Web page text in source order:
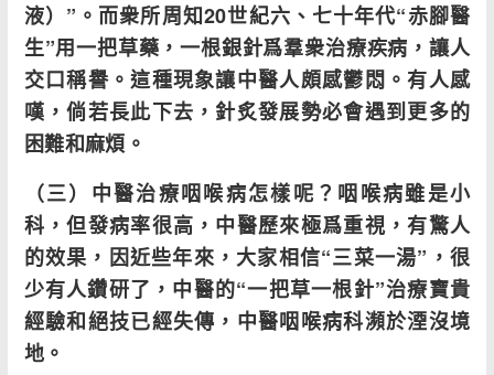
液）”。而衆所周知20世紀六、七十年代“赤腳醫
生”用一把草藥，一根銀針爲羣衆治療疾病，讓人
交口稱譽。這種現象讓中醫人頗感鬱悶。有人感
嘆，倘若長此下去，針炙發展勢必會遇到更多的
困難和麻煩。
（三）中醫治療咽喉病怎樣呢？咽喉病雖是小
科，但發病率很高，中醫歷來極爲重視，有驚人
的效果，因近些年來，大家相信“三菜一湯”，很
少有人鑽研了，中醫的“一把草一根針”治療寶貴
經驗和絕技已經失傳，中醫咽喉病科瀕於湮沒境
地。